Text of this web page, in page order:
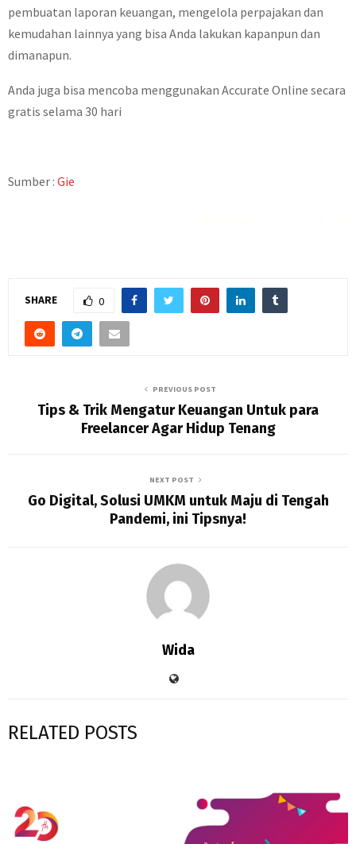
pembuatan laporan keuangan, mengelola perpajakan dan
kemudahan lainnya yang bisa Anda lakukan kapanpun dan
dimanapun.
Anda juga bisa mencoba menggunakan Accurate Online secara
gratis selama 30 hari
Sumber : Gie
SHARE 0
PREVIOUS POST
Tips & Trik Mengatur Keuangan Untuk para
Freelancer Agar Hidup Tenang
NEXT POST
Go Digital, Solusi UMKM untuk Maju di Tengah
Pandemi, ini Tipsnya!
Wida
RELATED POSTS